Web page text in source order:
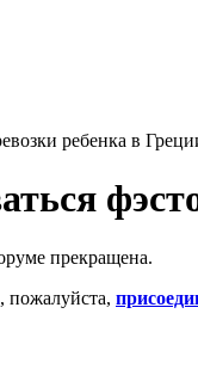
ребенка в
прекращена.
пожалуйста,